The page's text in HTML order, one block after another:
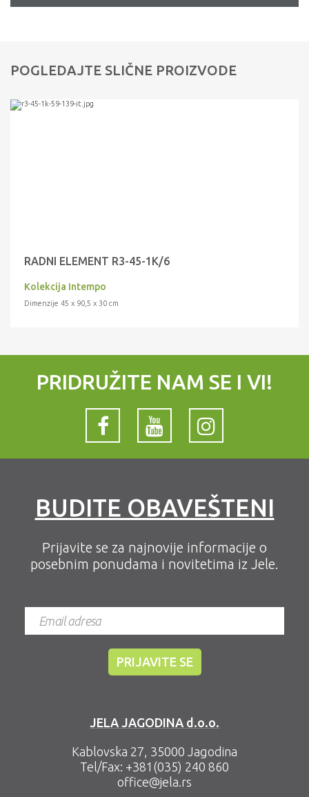
POGLEDAJTE SLIČNE PROIZVODE
RADNI ELEMENT R3-45-1K/6
Kolekcija Intempo
Dimenzije 45 x 90,5 x 30 cm
PRIDRUŽITE NAM SE I VI!
BUDITE OBAVEŠTENI
Prijavite se za najnovije informacije o
posebnim ponudama i novitetima iz Jele.
JELA JAGODINA d.o.o.
Kablovska 27, 35000 Jagodina
Tel/Fax: +381(035) 240 860
office@jela.rs